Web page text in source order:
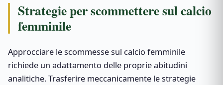
Strategie per scommettere sul calcio
femminile
Approcciare le scommesse sul calcio femminile
richiede un adattamento delle proprie abitudini
analitiche. Trasferire meccanicamente le strategie